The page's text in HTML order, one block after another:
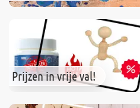
Prijzen in vrije val!